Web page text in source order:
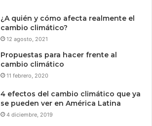
¿A quién y cómo afecta realmente el
cambio climático?
12 agosto, 2021
Propuestas para hacer frente al
cambio climático
11 febrero, 2020
4 efectos del cambio climático que ya
se pueden ver en América Latina
4 diciembre, 2019